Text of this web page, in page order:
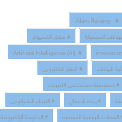
# Alam Rakamy
المحمولة
# سوق الكمبيوتر
# Artificial Intelligence (AI)
البيانات
# الدفع الالكتروني
# خصوصية مستخدمى الانترنت
#ريادة الاعمال
# الابداع التكنولوجي
العملات الرقمية المشفرة
# الحكومة الإلكترونية